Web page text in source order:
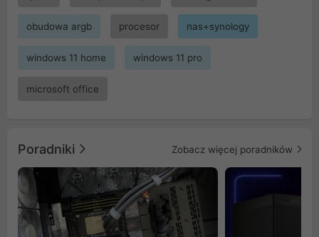
obudowa argb procesor nas+synology
windows 11 home windows 11 pro
microsoft office
Poradniki Zobacz więcej poradników